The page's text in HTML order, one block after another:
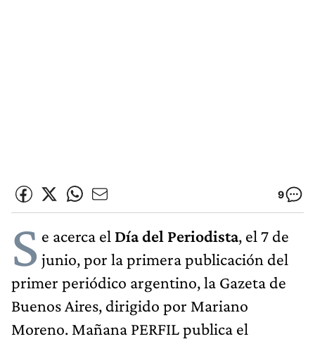
9
S e acerca el Día del Periodista, el 7 de
junio, por la primera publicación del
primer periódico argentino, la Gazeta de
Buenos Aires, dirigido por Mariano
Moreno. Mañana PERFIL publica el